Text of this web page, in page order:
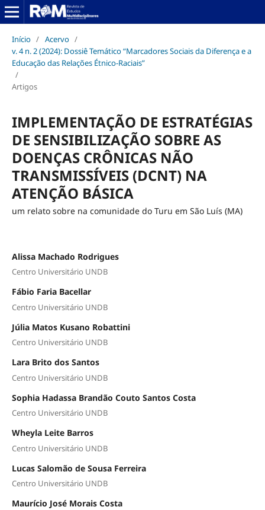
Início / Acervo /
v. 4 n. 2 (2024): Dossiê Temático “Marcadores Sociais da Diferença e a
Educação das Relações Étnico-Raciais”
/
Artigos
IMPLEMENTAÇÃO DE ESTRATÉGIAS
DE SENSIBILIZAÇÃO SOBRE AS
DOENÇAS CRÔNICAS NÃO
TRANSMISSÍVEIS (DCNT) NA
ATENÇÃO BÁSICA
um relato sobre na comunidade do Turu em São Luís (MA)
Alissa Machado Rodrigues
Centro Universitário UNDB
Fábio Faria Bacellar
Centro Universitário UNDB
Júlia Matos Kusano Robattini
Centro Universitário UNDB
Lara Brito dos Santos
Centro Universitário UNDB
Sophia Hadassa Brandão Couto Santos Costa
Centro Universitário UNDB
Wheyla Leite Barros
Centro Universitário UNDB
Lucas Salomão de Sousa Ferreira
Centro Universitário UNDB
Maurício José Morais Costa